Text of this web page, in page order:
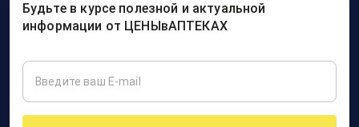
Будьте в курсе полезной и актуальной
информации от ЦЕНЫвАПТЕКАХ